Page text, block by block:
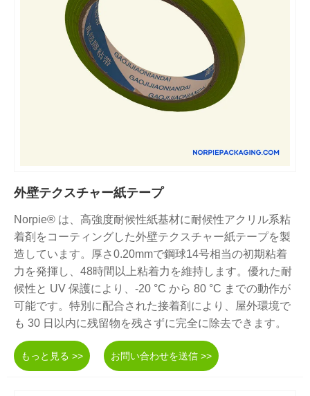
外壁テクスチャー紙テープ
Norpie® は、高強度耐候性紙基材に耐候性アクリル系粘
着剤をコーティングした外壁テクスチャー紙テープを製
造しています。厚さ0.20mmで鋼球14号相当の初期粘着
力を発揮し、48時間以上粘着力を維持します。優れた耐
候性と UV 保護により、-20 °C から 80 °C までの動作が
可能です。特別に配合された接着剤により、屋外環境で
も 30 日以内に残留物を残さずに完全に除去できます。
もっと見る >> お問い合わせを送信 >>